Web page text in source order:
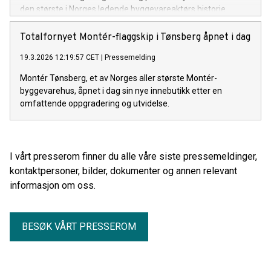
den største i Norges ledende byggevareaktørs historie.
Totalfornyet Montér-flaggskip i Tønsberg åpnet i dag
19.3.2026 12:19:57 CET Pressemelding
Montér Tønsberg, et av Norges aller største Montér-
byggevarehus, åpnet i dag sin nye innebutikk etter en
omfattende oppgradering og utvidelse.
I vårt presserom finner du alle våre siste pressemeldinger,
kontaktpersoner, bilder, dokumenter og annen relevant
informasjon om oss.
BESØK VÅRT PRESSEROM